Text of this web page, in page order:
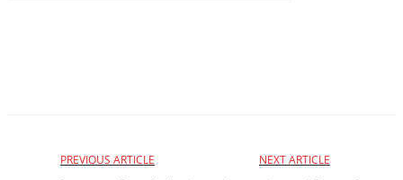
PREVIOUS ARTICLE NEXT ARTICLE